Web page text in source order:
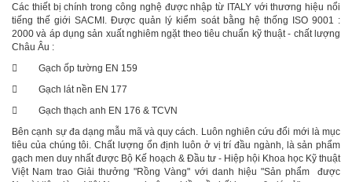
Các thiết bị chính trong công nghệ được nhập từ ITALY với thương hiệu nổi
tiếng thế giới SACMI. Được quản lý kiểm soát bằng hệ thống ISO 9001 :
2000 và áp dụng sản xuất nghiêm ngặt theo tiêu chuẩn kỹ thuật - chất lượng
Châu Âu :
 Gạch ốp tường EN 159
 Gạch lát nền EN 177
 Gạch thạch anh EN 176 & TCVN
Bên cạnh sự đa dạng mẫu mã và quy cách. Luôn nghiên cứu đổi mới là mục
tiêu của chúng tôi. Chất lượng ổn định luôn ở vị trí đầu ngành, là sản phẩm
gạch men duy nhất được Bộ Kế hoạch & Đầu tư - Hiệp hội Khoa học Kỹ thuật
Việt Nam trao Giải thưởng "Rồng Vàng" với danh hiệu "Sản phẩm được